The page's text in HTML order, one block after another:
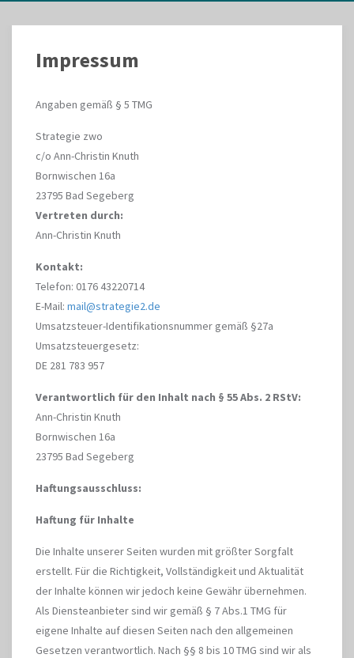
Impressum
Angaben gemäß § 5 TMG
Strategie zwo
c/o Ann-Christin Knuth
Bornwischen 16a
23795 Bad Segeberg
Vertreten durch:
Ann-Christin Knuth
Kontakt:
Telefon: 0176 43220714
E-Mail: mail@strategie2.de
Umsatzsteuer-Identifikationsnummer gemäß §27a
Umsatzsteuergesetz:
DE 281 783 957
Verantwortlich für den Inhalt nach § 55 Abs. 2 RStV:
Ann-Christin Knuth
Bornwischen 16a
23795 Bad Segeberg
Haftungsausschluss:
Haftung für Inhalte
Die Inhalte unserer Seiten wurden mit größter Sorgfalt
erstellt. Für die Richtigkeit, Vollständigkeit und Aktualität
der Inhalte können wir jedoch keine Gewähr übernehmen.
Als Diensteanbieter sind wir gemäß § 7 Abs.1 TMG für
eigene Inhalte auf diesen Seiten nach den allgemeinen
Gesetzen verantwortlich. Nach §§ 8 bis 10 TMG sind wir als